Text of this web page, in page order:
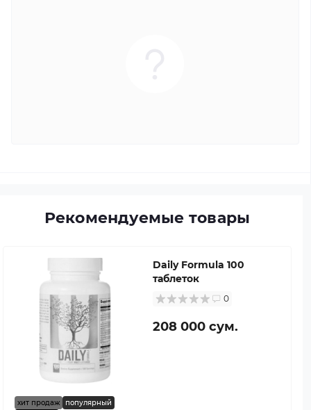
Рекомендуемые товары
хит продаж
популярный
Daily Formula 100
таблеток
0
208 000 сум.